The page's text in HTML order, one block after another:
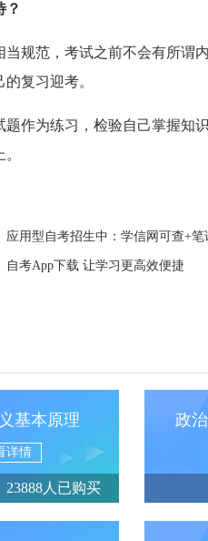
？
规范，考试之前不会有所谓
复习迎考。
作为练习，检验自己掌握知
应用型自考招生中：学信网可查+笔
自考App下载 让学习更高效便捷
基本原理
详情
23888人已购买
政